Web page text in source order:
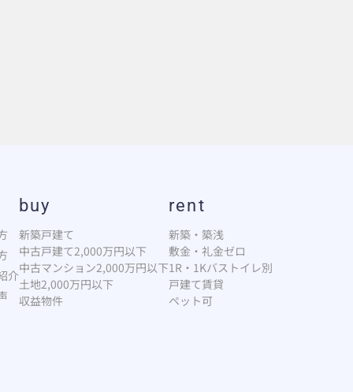
介
buy
新築戸建て
中古戸建て2,000万円以下
中古マンション2,000万円以下
土地2,000万円以下
収益物件
rent
新築・築浅
敷金・礼金ゼロ
1R・1Kバストイレ別
戸建て賃貸
ペット可